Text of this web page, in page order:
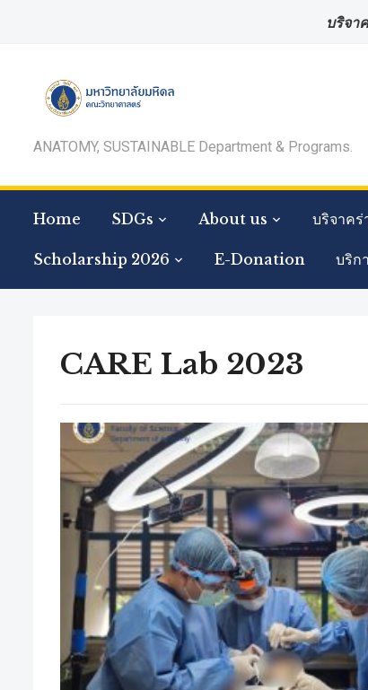
บริจา
ANATOMY, SUSTAINABLE Department & Programs.
Home SDGs About us บริจาคร่
Scholarship 2026 E-Donation บริก
CARE Lab 2023